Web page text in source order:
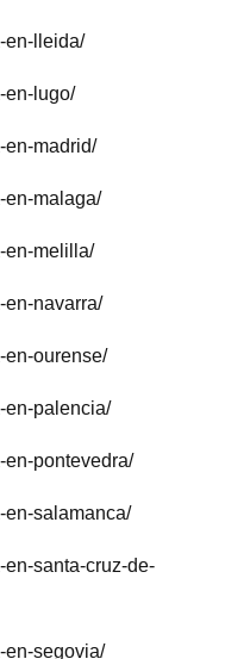
en-lleida/
en-lugo/
en-madrid/
en-malaga/
en-melilla/
en-navarra/
en-ourense/
en-palencia/
en-pontevedra/
en-salamanca/
en-santa-cruz-de-
en-segovia/